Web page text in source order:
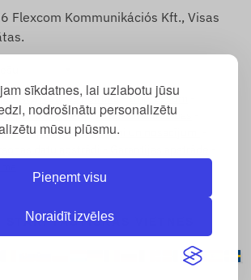
sīkdatnes, lai uzlabotu jūsu
nodrošinātu personalizētu
mūsu plūsmu.
Pieņemt visu
Noraidīt izvēles
Flexcom Kommunikációs Kft., Visas
-Atgriešanas politika-Impressum
par defektiem- Atteikuma tiesības
-Vispārējie noteikumi un nosacījumi
STARPTAUTISKĀS VIETNES